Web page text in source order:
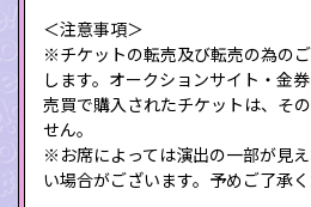
＜注意事項＞
※チケットの転売及び転売の為の
します。オークションサイト・金
売買で購入されたチケットは、そ
せん。
※お席によっては演出の一部が見
い場合がございます。予めご了承く